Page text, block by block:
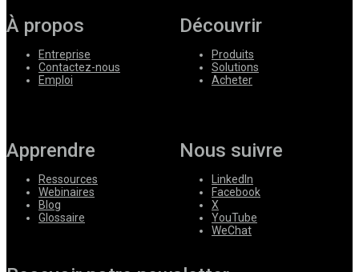
À propos
Entreprise
Contactez-nous
Emploi
Découvrir
Produits
Solutions
Acheter
Apprendre
Ressources
Webinaires
Blog
Glossaire
Nous suivre
LinkedIn
Facebook
X
YouTube
WeChat